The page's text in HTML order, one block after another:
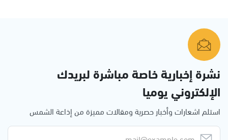
نشرة إخبارية خاصة مباشرة لبريدك
الإلكتروني يوميا
استلم اشعارات وأخبار حصرية ومقالات مميزة من إذاعة الشمس